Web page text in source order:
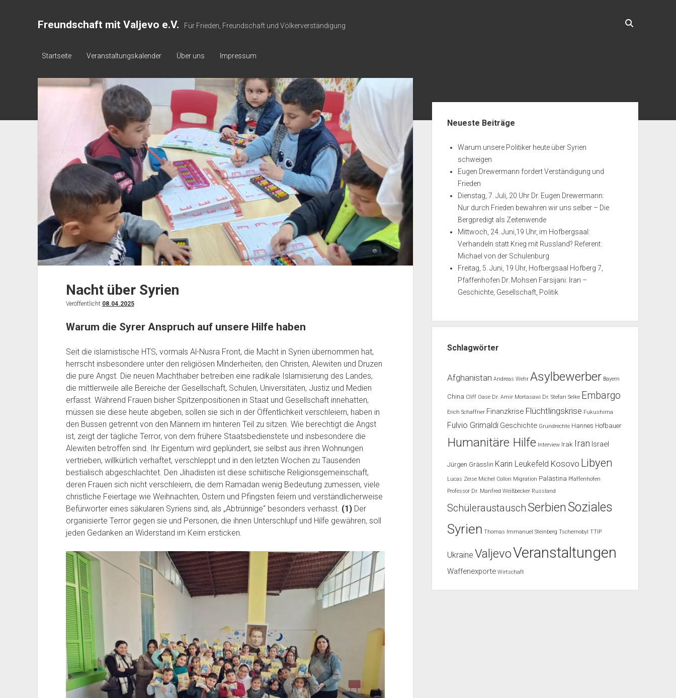
Freundschaft mit Valjevo e.V. Für Frieden, Freundschaft und Völkerverständigung
Startseite Veranstaltungskalender Über uns Impressum
Nacht über Syrien
Veröffentlicht 08.04.2025
Warum die Syrer Anspruch auf unsere Hilfe haben
Seit die islamistische HTS, vormals Al-Nusra Front, die Macht in Syrien übernommen hat,
herrscht insbesondere unter den religiösen Minderheiten, den Christen, Alewiten und Druzen
die pure Angst. Die neuen Machthaber betreiben eine radikale Islamisierung des Landes,
die mittlerweile alle Bereiche der Gesellschaft, Schulen, Universitäten, Justiz und Medien
erfasst. Während Frauen bisher Spitzenpositionen in Staat und Gesellschaft innehatten,
müssen sie diese heute abgeben, sollen sie sich in der Öffentlichkeit verschleiern, haben in
den Bussen getrennt von den Männern im hinteren Teil zu sitzen. Wie berechtigt die Angst
ist, zeigt der tägliche Terror, von dem frühere Staatsbedienstete und insbesondere die
Alewiten betroffen sind. Ihr Eigentum wird geplündert, sie selbst aus ihren Wohnungen
vertrieben, willkürlich verhaftet, verschleppt und in den letzten Wochen zu Tausenden
bestialisch abgeschlachtet. Den Jihadisten ist diese schiitische Religionsgemeinschaft,
deren Frauen sich nicht verschleiern, die dem Ramadan wenig Bedeutung zumessen, viele
christliche Feiertage wie Weihnachten, Ostern und Pfingsten feiern und verständlicherweise
Befürworter eines säkularen Syriens sind, als „Abtrünnige“ besonders verhasst. (1)Der
organisierte Terror gegen sie und Personen, die ihnen Unterschlupf und Hilfe gewähren, soll
jeden Gedanken an Widerstand im Keim ersticken.
Neueste Beiträge
Warum unsere Politiker heute über Syrien
schweigen
Eugen Drewermann fordert Verständigung und
Frieden
Dienstag, 7. Juli, 20 Uhr Dr. Eugen Drewermann:
Nur durch Frieden bewahren wir uns selber – Die
Bergpredigt als Zeitenwende
Mittwoch, 24. Juni,19 Uhr, im Hofbergsaal:
Verhandeln statt Krieg mit Russland? Referent:
Michael von der Schulenburg
Freitag, 5. Juni, 19 Uhr, Hofbergsaal Hofberg 7,
Pfaffenhofen Dr. Mohsen Farsijani: Iran –
Geschichte, Gesellschaft, Politik
Schlagwörter
Afghanistan Andreas Wehr Asylbewerber Bayern
China Cliff Oase Dr. Amir Mortasawi Dr. Stefan Selke Embargo
Erich Schaffner Finanzkrise Flüchtlingskrise Fukushima
Fulvio Grimaldi Geschichte Grundrechte Hannes Hofbauer
Humanitäre Hilfe Interview Irak Iran Israel
Jürgen Grässlin Karin Leukefeld Kosovo Libyen
Lucas Zeise Michel Collon Migration Palästina Pfaffenhofen
Professor Dr. Manfred Weißbecker Russland
SchüleraustauschSerbienSoziales
Syrien Thomas Immanuel Steinberg Tschernobyl TTIP
Ukraine ValjevoVeranstaltungen
Waffenexporte Wirtschaft